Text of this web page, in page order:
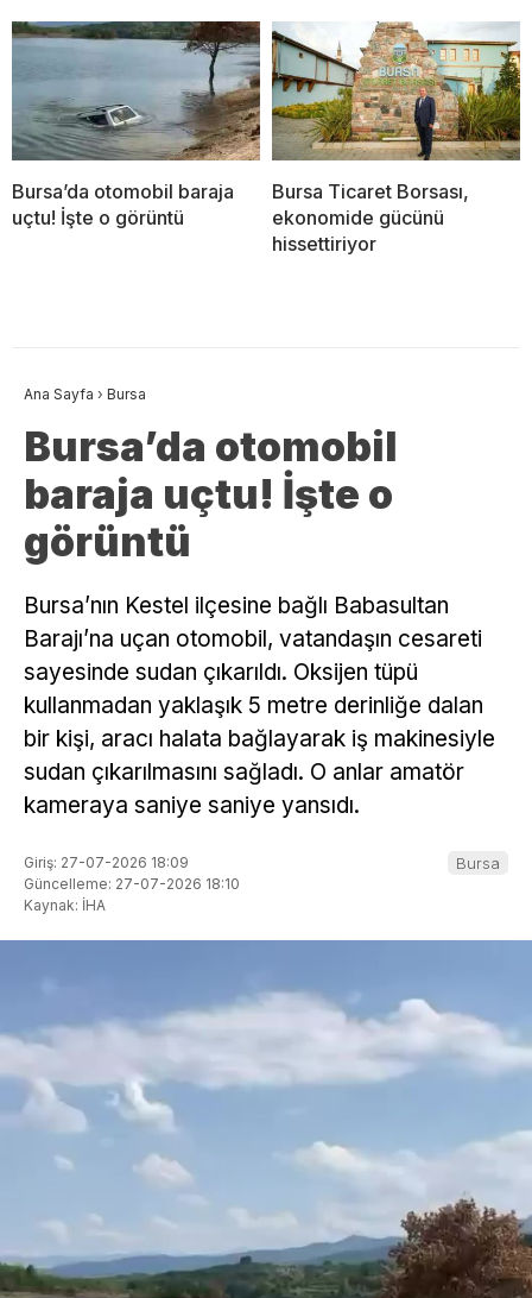
Bursa’da otomobil baraja
uçtu! İşte o görüntü
Bursa Ticaret Borsası,
ekonomide gücünü
hissettiriyor
Ana Sayfa › Bursa
Bursa’da otomobil
baraja uçtu! İşte o
görüntü
Bursa’nın Kestel ilçesine bağlı Babasultan
Barajı’na uçan otomobil, vatandaşın cesareti
sayesinde sudan çıkarıldı. Oksijen tüpü
kullanmadan yaklaşık 5 metre derinliğe dalan
bir kişi, aracı halata bağlayarak iş makinesiyle
sudan çıkarılmasını sağladı. O anlar amatör
kameraya saniye saniye yansıdı.
Giriş: 27-07-2026 18:09
Güncelleme: 27-07-2026 18:10
Kaynak: İHA
Bursa